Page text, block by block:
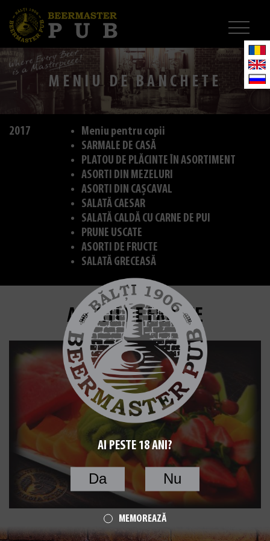
MENIU DE BANCHETE
2017
Meniu pentru copii
SARMALE DE CASĂ
PLATOU DE PLĂCINTE ÎN ASORTIMENT
ASORTI DIN MEZELURI
ASORTI DIN CAȘCAVAL
SALATĂ CAESAR
SALATĂ CALDĂ CU CARNE DE PUI
PRUNE USCATE
ASORTI DE FRUCTE
SALATĂ GRECEASĂ
ASORTI DE FRUCTE
AI PESTE 18 ANI?
Da Nu
MEMOREAZĂ